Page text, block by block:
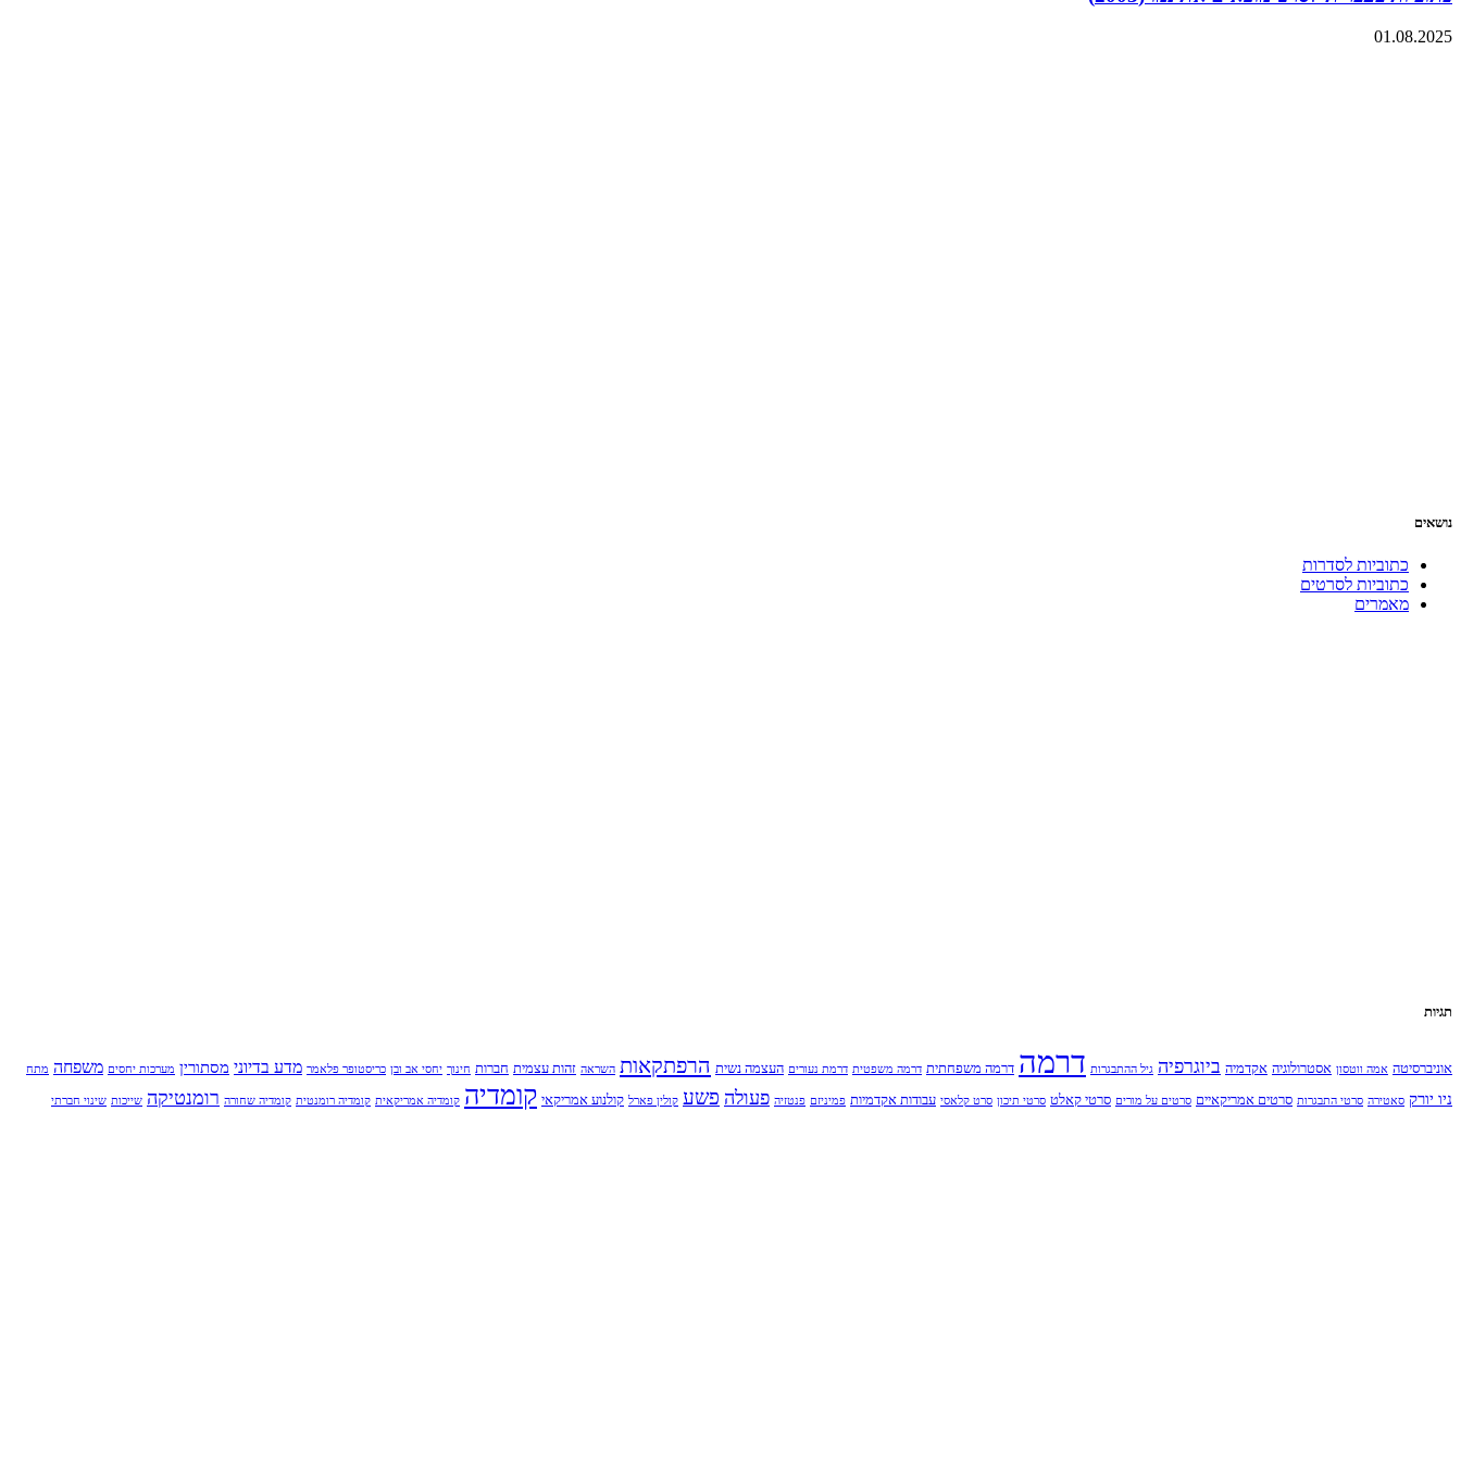
01.08.2025
נושאים
כתוביות לסדרות
כתוביות לסרטים
מאמרים
תגיות
אוניברסיטה אמה ווטסון אסטרולוגיה אקדמיה ביוגרפיה גיל ההתבגרות דרמה דרמה משפחתית דרמה משפטית דרמת נעורים העצמה נשית הרפתקאות השראה זהות עצמית חברות חינוך יחסי אב ובן כריסטופר פלאמר מדע בדיוני מסתורין מערכות יחסים משפחה מתח
ניו יורק סאטירה סרטי התבגרות סרטים אמריקאיים סרטים על מורים סרטי קאלט סרטי תיכון סרט קלאסי עבודות אקדמיות פמיניזם פנטזיה פעולה פשע קולין פארל קולנוע אמריקאי קומדיה קומדיה אמריקאית קומדיה רומנטית קומדיה שחורה רומנטיקה שייכות שינוי חברתי